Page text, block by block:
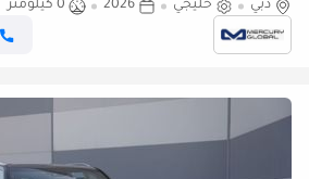
AUTOBIOGRAPHY VIP SEATS (للتصدير فقط)
دبي خليجي 2026
0 كيلومتر